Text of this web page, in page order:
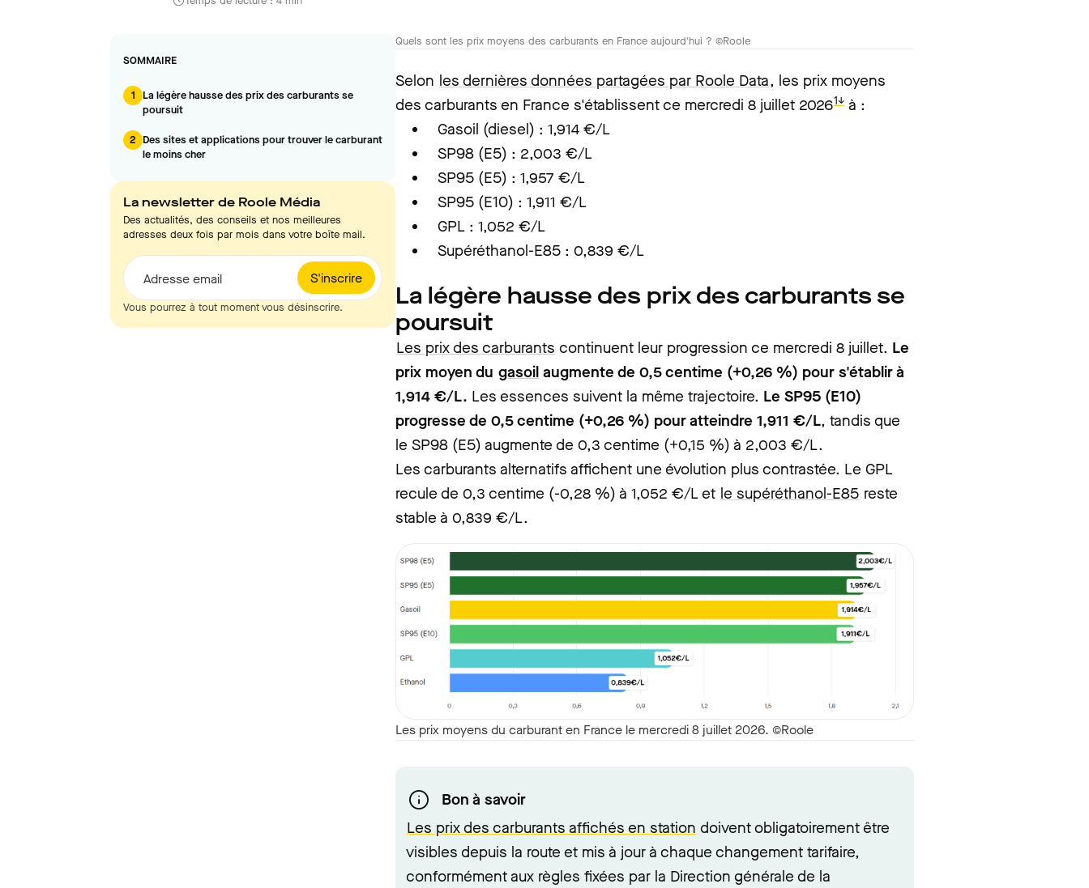
SOMMAIRE
1
La légère hausse des prix des carburants se
poursuit
2 Des sites et applications pour trouver le carburant
le moins cher
La newsletter de Roole Média
Des actualités, des conseils et nos meilleures
adresses deux fois par mois dans votre boîte mail.
S'inscrire
Adresse email
Vous pourrez à tout moment vous désinscrire.
Quels sont les prix moyens des carburants en France aujourd'hui ? ©Roole
Selon les dernières données partagées par Roole Data, les prix moyens
des carburants en France s'établissent ce mercredi 8 juillet 20261↓ à :
Gasoil (diesel) : 1,914 €/L
SP98 (E5) : 2,003 €/L
SP95 (E5) : 1,957 €/L
SP95 (E10) : 1,911 €/L
GPL : 1,052 €/L
Supéréthanol-E85 : 0,839 €/L
La légère hausse des prix des carburants se
poursuit
Les prix des carburants continuent leur progression ce mercredi 8 juillet. Le
prix moyen du gasoil augmente de 0,5 centime (+0,26 %) pour s'établir à
1,914 €/L. Les essences suivent la même trajectoire. Le SP95 (E10)
progresse de 0,5 centime (+0,26 %) pour atteindre 1,911 €/L, tandis que
le SP98 (E5) augmente de 0,3 centime (+0,15 %) à 2,003 €/L.
Les carburants alternatifs affichent une évolution plus contrastée. Le GPL
recule de 0,3 centime (-0,28 %) à 1,052 €/L et le supéréthanol-E85 reste
stable à 0,839 €/L.
Les prix moyens du carburant en France le mercredi 8 juillet 2026. ©Roole
Bon à savoir
Les prix des carburants affichés en station doivent obligatoirement être
visibles depuis la route et mis à jour à chaque changement tarifaire,
conformément aux règles fixées par la Direction générale de la